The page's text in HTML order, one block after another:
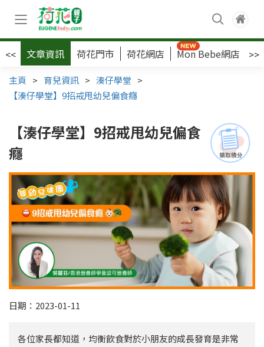
<< 文章資訊 荷花門市 荷花網店 Mon Bebe網店 >>
主頁 > 育兒資訊 > 湊仔學堂 >
【湊仔學堂】9招戒甩幼兒偏食癮
【湊仔學堂】9招戒甩幼兒偏食
癮
日期：2023-01-11
各位家長都知道，均衡飲食對於小朋友的成長發育是非常